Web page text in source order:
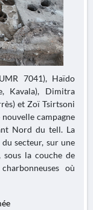
7041), Haïdo
Kavala), Dimitra
et Zoï Tsirtsoni
campagne
Nord du tell. La
secteur, sur une
la couche de
où